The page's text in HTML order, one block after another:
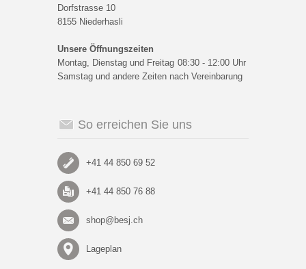
Dorfstrasse 10
8155 Niederhasli
Unsere Öffnungszeiten
Montag, Dienstag und Freitag 08:30 - 12:00 Uhr
Samstag und andere Zeiten nach Vereinbarung
So erreichen Sie uns
+41 44 850 69 52
+41 44 850 76 88
shop@besj.ch
Lageplan